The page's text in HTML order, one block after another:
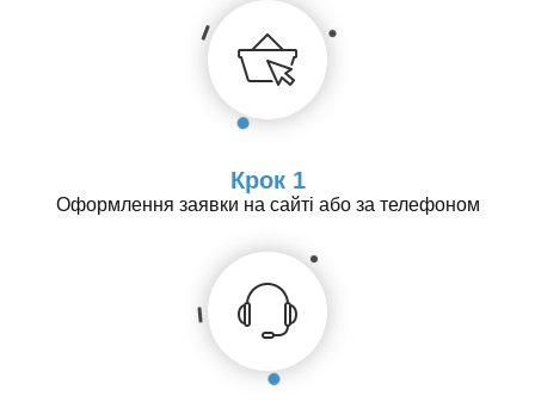
Крок 1
Оформлення заявки на сайті або за телефоном